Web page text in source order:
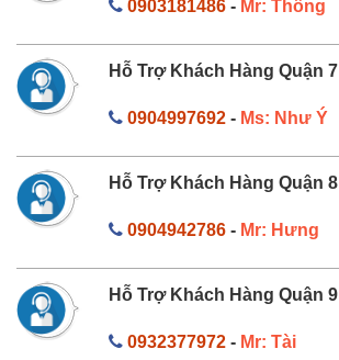
0903181486- Mr: Thông
Hỗ Trợ Khách Hàng Quận 7
0904997692- Ms: Như Ý
Hỗ Trợ Khách Hàng Quận 8
0904942786- Mr: Hưng
Hỗ Trợ Khách Hàng Quận 9
0932377972- Mr: Tài